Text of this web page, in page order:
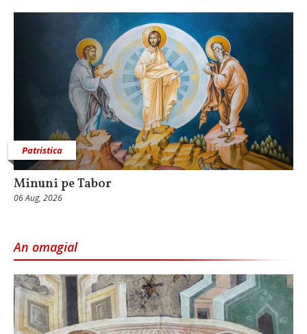
Patristica
Minuni pe Tabor
06 Aug, 2026
An omagial